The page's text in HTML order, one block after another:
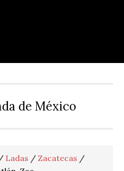
de México
Ladas / Zacatecas /